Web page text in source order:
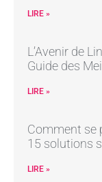
LIRE »
L’Avenir de
Guide des
LIRE »
Comment se
15 solutions
LIRE »